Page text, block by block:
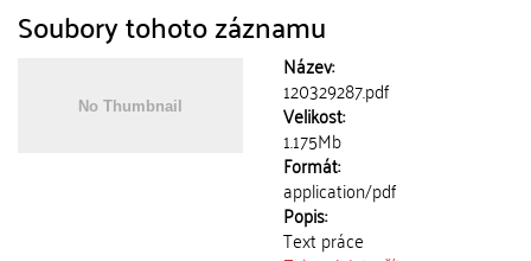
Soubory tohoto záznamu
Název:
120329287.pdf
Velikost:
1.175Mb
Formát:
application/pdf
Popis:
Text práce